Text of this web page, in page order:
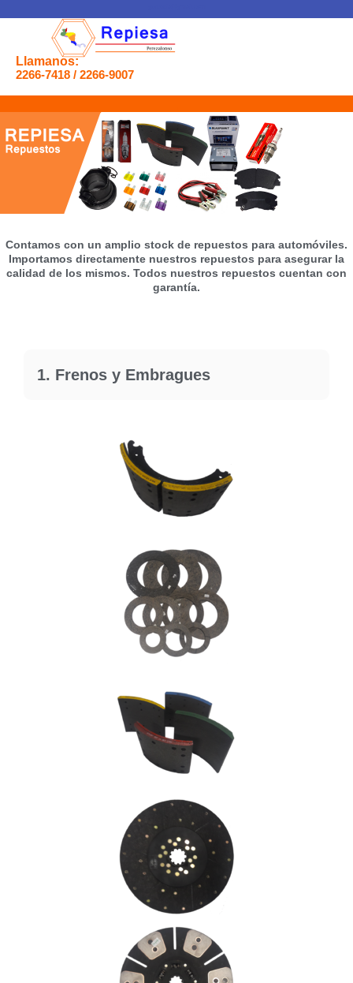
Llamanos:
2266-7418 / 2266-9007
Contamos con un amplio stock de repuestos para automóviles.
Importamos directamente nuestros repuestos para asegurar la
calidad de los mismos. Todos nuestros repuestos cuentan con
garantía.
1. Frenos y Embragues